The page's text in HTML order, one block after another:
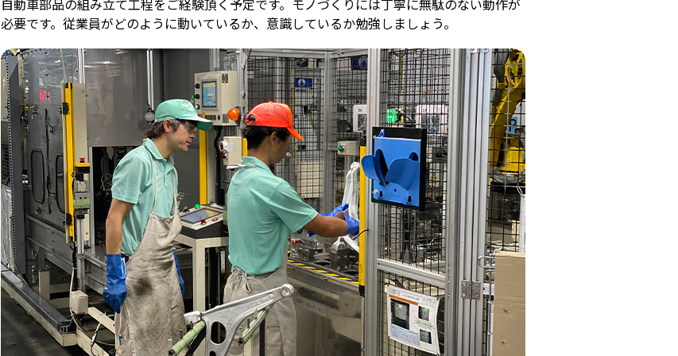
自動車部品の組み立て工程をご経験頂く予定です。モノづくりには丁寧に無駄のない動作が
必要です。従業員がどのように動いているか、意識しているか勉強しましょう。